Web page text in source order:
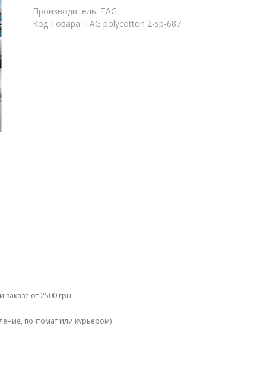
Производитель: TAG
Код Товара: TAG polycotton 2-sp-687
от 2500 грн.
почтомат или курьером)